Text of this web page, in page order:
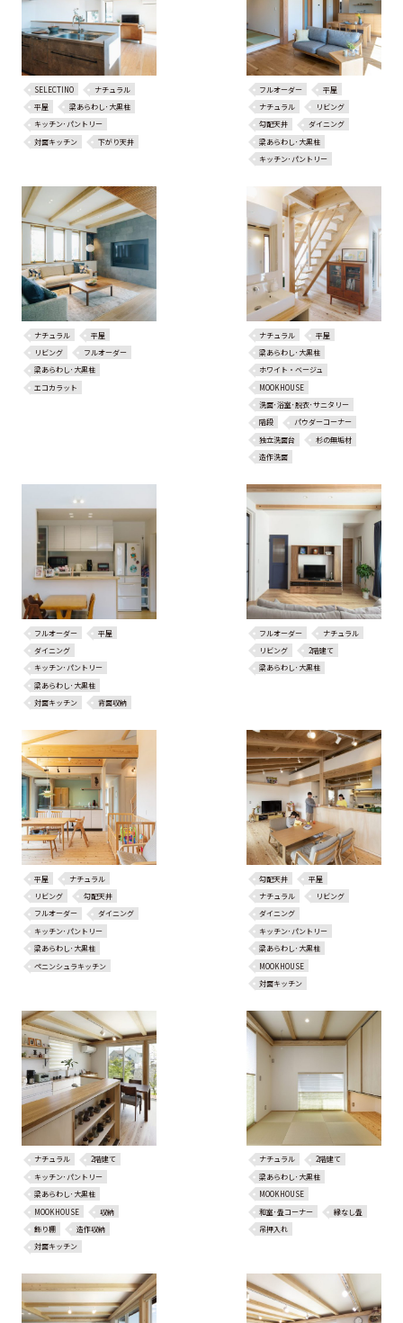
SELECTINO
ナチュラル
平屋
梁あらわし･大黒柱
キッチン･パントリー
対面キッチン
下がり天井
フルオーダー
平屋
ナチュラル
リビング
勾配天井
ダイニング
梁あらわし･大黒柱
キッチン･パントリー
ナチュラル
平屋
リビング
フルオーダー
梁あらわし･大黒柱
エコカラット
ナチュラル
平屋
梁あらわし･大黒柱
ホワイト・ベージュ
MOOKHOUSE
洗面･浴室･脱衣･サニタリー
階段
パウダーコーナー
独立洗面台
杉の無垢材
造作洗面
フルオーダー
平屋
ダイニング
キッチン･パントリー
梁あらわし･大黒柱
対面キッチン
背面収納
フルオーダー
ナチュラル
リビング
2階建て
梁あらわし･大黒柱
平屋
ナチュラル
リビング
勾配天井
フルオーダー
ダイニング
キッチン･パントリー
梁あらわし･大黒柱
ペニンシュラキッチン
勾配天井
平屋
ナチュラル
リビング
ダイニング
キッチン･パントリー
梁あらわし･大黒柱
MOOKHOUSE
対面キッチン
ナチュラル
2階建て
キッチン･パントリー
梁あらわし･大黒柱
MOOKHOUSE
収納
飾り棚
造作収納
対面キッチン
ナチュラル
2階建て
梁あらわし･大黒柱
MOOKHOUSE
和室･畳コーナー
縁なし畳
吊押入れ